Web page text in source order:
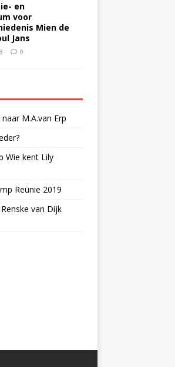
en
voor
Mien de
Jans
0
M.A.van Erp
Wie kent Lily
Reünie 2019
van Dijk